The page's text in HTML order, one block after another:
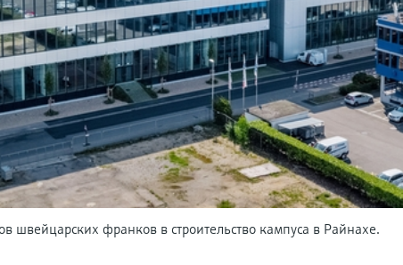
швейцарских франков в строительство кампуса в Райнахе.